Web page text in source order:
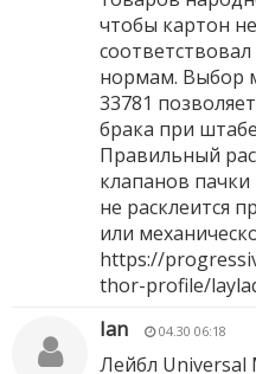
чтобы картон
нормам. Выбор
33781
брака при
Правильный
клапанов пачки
не расклеится
или
https://
thor-profile/
Ian
04.30 06:18
Лейбл Universal